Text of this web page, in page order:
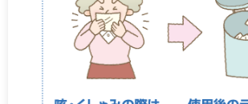
抗菌薬を正しく知って使おう
妊娠について考えるスタートBOOK